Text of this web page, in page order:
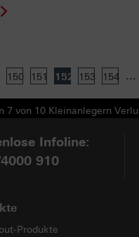
150 151 152 153 154 ...
7 von 10 Kleinanlegern
Infoline:
910
Produkte